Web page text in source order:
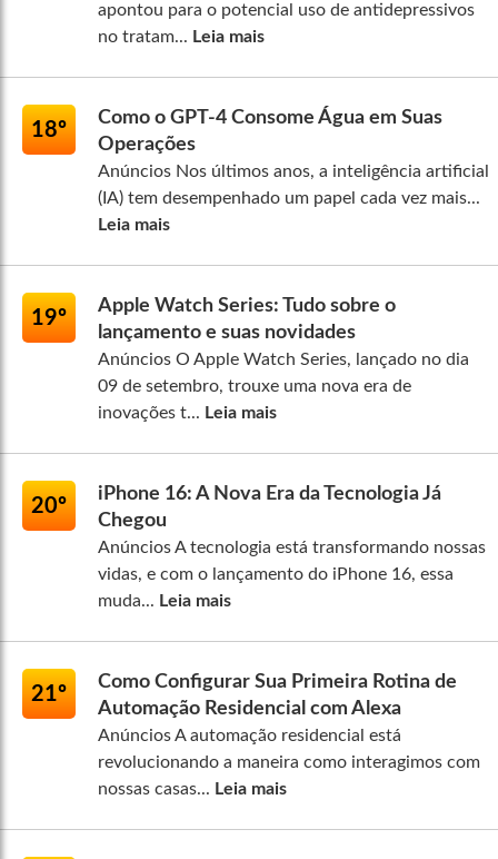
apontou para o potencial uso de antidepressivos
no tratam... Leia mais
18º
Como o GPT-4 Consome Água em Suas
Operações
Anúncios Nos últimos anos, a inteligência artificial
(IA) tem desempenhado um papel cada vez mais...
Leia mais
19º
Apple Watch Series: Tudo sobre o
lançamento e suas novidades
Anúncios O Apple Watch Series, lançado no dia
09 de setembro, trouxe uma nova era de
inovações t... Leia mais
20º
iPhone 16: A Nova Era da Tecnologia Já
Chegou
Anúncios A tecnologia está transformando nossas
vidas, e com o lançamento do iPhone 16, essa
muda... Leia mais
21º
Como Configurar Sua Primeira Rotina de
Automação Residencial com Alexa
Anúncios A automação residencial está
revolucionando a maneira como interagimos com
nossas casas... Leia mais